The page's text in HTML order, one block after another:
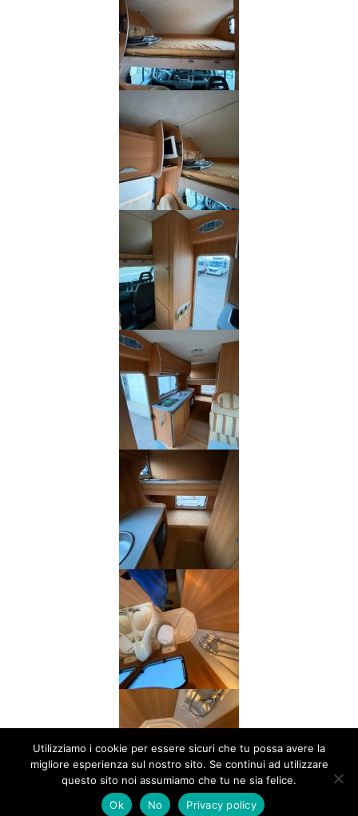
Utilizziamo i cookie per essere sicuri che tu possa avere la
migliore esperienza sul nostro sito. Se continui ad utilizzare
questo sito noi assumiamo che tu ne sia felice.
Ok
No Privacy policy